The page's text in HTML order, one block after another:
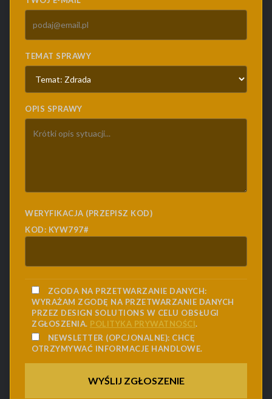
TEMAT SPRAWY
OPIS SPRAWY
WERYFIKACJA (PRZEPISZ KOD)
KOD: KYW797#
ZGODA NA PRZETWARZANIE DANYCH:
WYRAŻAM ZGODĘ NA PRZETWARZANIE DANYCH
PRZEZ DESIGN SOLUTIONS W CELU OBSŁUGI
ZGŁOSZENIA. POLITYKA PRYWATNOŚCI.
NEWSLETTER (OPCJONALNE): CHCĘ
OTRZYMYWAĆ INFORMACJE HANDLOWE.